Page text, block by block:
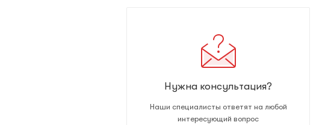
Нужна консультация?
Наши специалисты ответят на любой
интересующий вопрос